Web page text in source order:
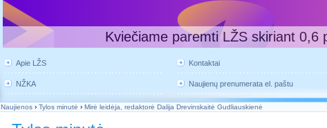
Kviečiame paremti LŽS skiriant 0,6
Apie LŽS Kontaktai
NŽKA Naujienų prenumerata el. paštu
Naujienos › Tylos minutė › Mirė leidėja, redaktorė Dalija Drevinskaitė Gudliauskienė